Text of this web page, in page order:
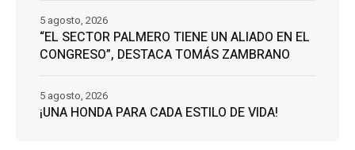
“EL SECTOR PALMERO TIENE UN ALIADO EN EL
CONGRESO”, DESTACA TOMÁS ZAMBRANO
5 agosto, 2026
¡UNA HONDA PARA CADA ESTILO DE VIDA!
5 agosto, 2026